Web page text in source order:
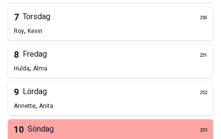
7 Torsdag 250
Roy, Kevin
8 Fredag 251
Hulda, Alma
9 Lördag 252
Annette, Anita
10 Söndag 253